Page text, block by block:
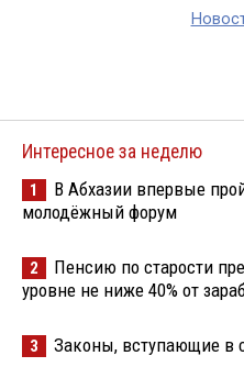
Интересное за неделю
1
В Абхазии впервые
молодёжный форум
2
Пенсию по старости
уровне не ниже 40% от
3 Законы, вступающие в